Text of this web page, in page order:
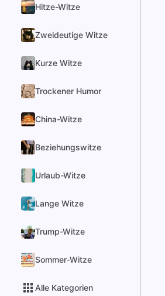
Hitze-Witze
Zweideutige Witze
Kurze Witze
Trockener Humor
China-Witze
Beziehungswitze
Urlaub-Witze
Lange Witze
Trump-Witze
Sommer-Witze
Alle Kategorien